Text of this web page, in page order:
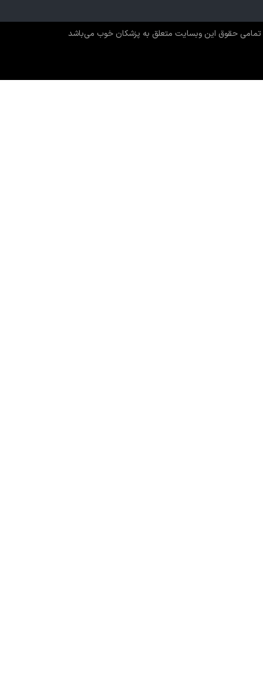
تمامی حقوق این وبسایت متعلق به پزشکان خوب می‌باشد